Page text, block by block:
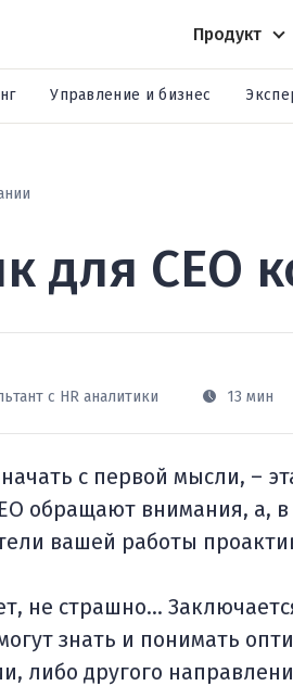
Продукт
Управление и бизнес
для СЕО
с HR аналитики
13 мин
с первой мысли, –
обращают внимания, а,
вашей работы
не страшно…
знать и понимать
либо другого